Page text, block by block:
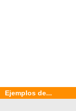
Ejemplos de...